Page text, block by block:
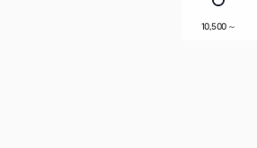
10,500 ～